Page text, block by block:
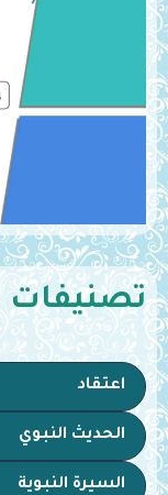
تصنيفات
اعتقاد
الحديث النبوي
السيرة النبوية